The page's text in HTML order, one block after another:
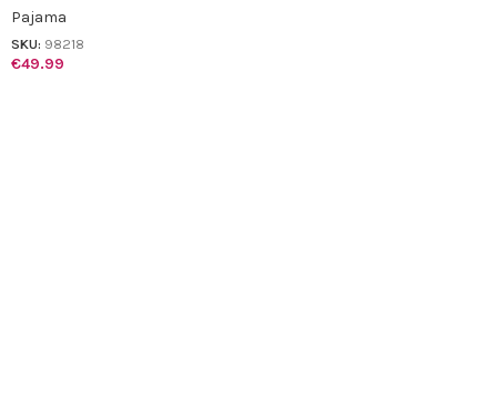
Pajama
SKU: 98218
€49.99